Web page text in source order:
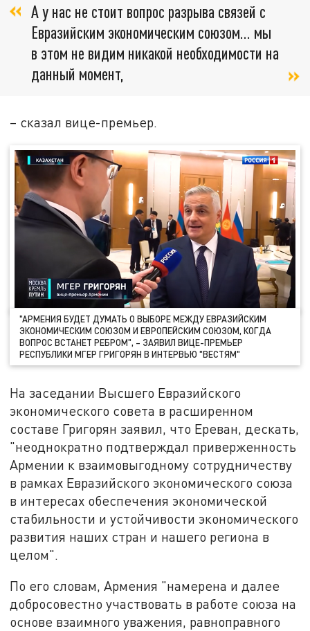
А у нас не стоит вопрос разрыва связей с
Евразийским экономическим союзом… мы
в этом не видим никакой необходимости на
данный момент,
– сказал вице-премьер.
"АРМЕНИЯ БУДЕТ ДУМАТЬ О ВЫБОРЕ МЕЖДУ ЕВРАЗИЙСКИМ
ЭКОНОМИЧЕСКИМ СОЮЗОМ И ЕВРОПЕЙСКИМ СОЮЗОМ, КОГДА
ВОПРОС ВСТАНЕТ РЕБРОМ", – ЗАЯВИЛ ВИЦЕ-ПРЕМЬЕР
РЕСПУБЛИКИ МГЕР ГРИГОРЯН В ИНТЕРВЬЮ "ВЕСТЯМ"
На заседании Высшего Евразийского
экономического совета в расширенном
составе Григорян заявил, что Ереван, дескать,
"неоднократно подтверждал приверженность
Армении к взаимовыгодному сотрудничеству
в рамках Евразийского экономического союза
в интересах обеспечения экономической
стабильности и устойчивости экономического
развития наших стран и нашего региона в
целом".
По его словам, Армения "намерена и далее
добросовестно участвовать в работе союза на
основе взаимного уважения, равноправного